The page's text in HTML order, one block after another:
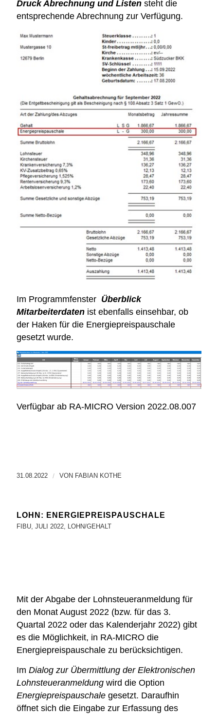
Druck Abrechnung und Listensteht die
entsprechende Abrechnung zur Verfügung.
Im Programmfenster Überblick
Mitarbeiterdaten ist ebenfalls einsehbar, ob
der Haken für die Energiepreispauschale
gesetzt wurde.
Verfügbar ab RA-MICRO Version 2022.08.007
31.08.2022 / VON FABIAN KOTHE
LOHN: ENERGIEPREISPAUSCHALE
FIBU, JULI 2022, LOHN/GEHALT
Mit der Abgabe der Lohnsteueranmeldung für
den Monat August 2022 (bzw. für das 3.
Quartal 2022 oder das Kalenderjahr 2022) gibt
es die Möglichkeit, in RA-MICRO die
Energiepreispauschale zu berücksichtigen.
Im Dialog zur Übermittlung der Elektronischen
Lohnsteueranmeldungwird die Option
Energiepreispauschalegesetzt. Daraufhin
öffnet sich die Eingabe zur Erfassung des